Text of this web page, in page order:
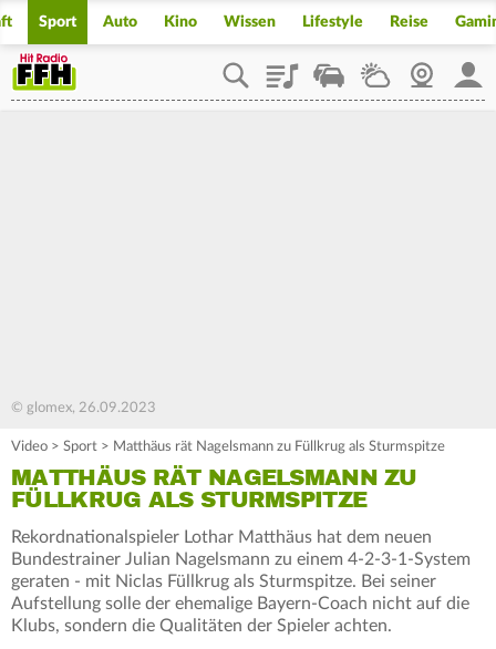
Sport Auto Kino Wissen Lifestyle Reise
PlaylistStaupilotWetterWebcam
© glomex, 26.09.2023
Video > Sport > Matthäus rät Nagelsmann zu Füllkrug als Sturmspitze
MATTHÄUS RÄT NAGELSMANN ZU
FÜLLKRUG ALS STURMSPITZE
Rekordnationalspieler Lothar Matthäus hat dem neuen
Bundestrainer Julian Nagelsmann zu einem 4-2-3-1-System
geraten - mit Niclas Füllkrug als Sturmspitze. Bei seiner
Aufstellung solle der ehemalige Bayern-Coach nicht auf die
Klubs, sondern die Qualitäten der Spieler achten.